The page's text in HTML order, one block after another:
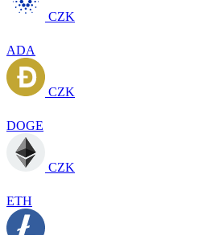
CZK
ADA
CZK
DOGE
CZK
ETH